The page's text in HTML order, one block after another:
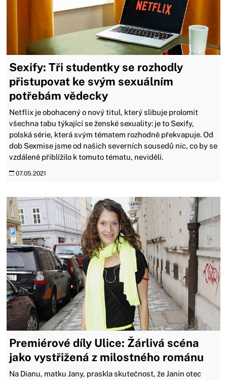
Sexify: Tři studentky se rozhodly
přistupovat ke svým sexuálním
potřebám vědecky
Netflix je obohacený o nový titul, který slibuje prolomit
všechna tabu týkající se ženské sexuality: je to Sexify,
polská série, která svým tématem rozhodně překvapuje. Od
dob Sexmise jsme od našich severních sousedů nic, co by se
vzdáleně přiblížilo k tomuto tématu, neviděli.
07.05.2021
Premiérové díly Ulice: Žárlivá scéna
jako vystřižená z milostného románu
Na Dianu, matku Jany, praskla skutečnost, že Janin otec